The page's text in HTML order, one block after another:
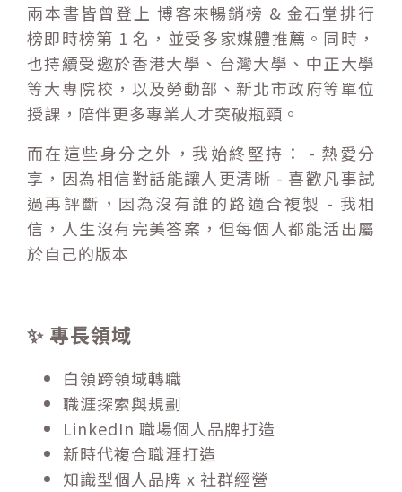
兩本書皆曾登上 博客來暢銷榜 & 金石堂排行
榜即時榜第 1 名，並受多家媒體推薦。同時，
也持續受邀於香港大學、台灣大學、中正大學
等大專院校，以及勞動部、新北市政府等單位
授課，陪伴更多專業人才突破瓶頸。
而在這些身分之外，我始終堅持： - 熱愛分
享，因為相信對話能讓人更清晰 - 喜歡凡事試
過再評斷，因為沒有誰的路適合複製 - 我相
信，人生沒有完美答案，但每個人都能活出屬
於自己的版本
✨ 專長領域
白領跨領域轉職
職涯探索與規劃
LinkedIn 職場個人品牌打造
新時代複合職涯打造
知識型個人品牌 x 社群經營